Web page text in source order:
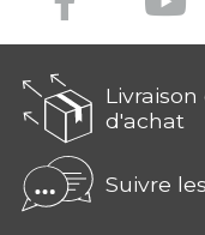
d'achat
Suivre